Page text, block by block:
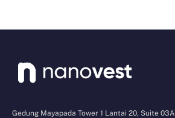
Gedung Mayapada Tower 1 Lantai 20, Suite 03A